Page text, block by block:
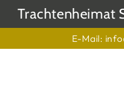
Trachtenheimat
E-Mail: